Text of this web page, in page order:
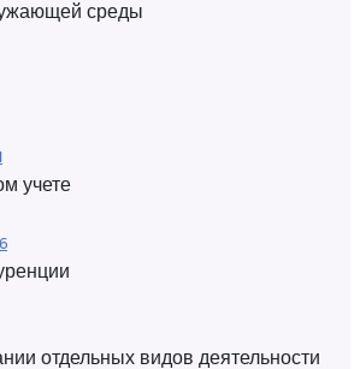
среды
учете
отдельных видов деятельности